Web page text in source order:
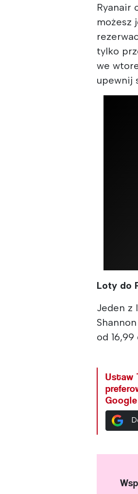
Ryanair
możesz
tylko
we
upewnij
Loty do
Jeden z
od 16,99
Ustaw
Google